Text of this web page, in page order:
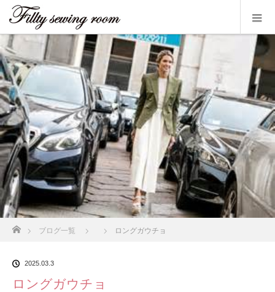
ブログ一覧 ロングガウチョ
2025.03.3
ロングガウチョ